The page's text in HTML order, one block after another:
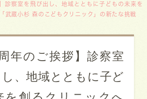
診察室を飛び出し、地域とともに子どもの未来を
蔵小杉 森のこどもクリニック」の新たな挑戦
年のご挨拶】診察室
、地域とともに子ど